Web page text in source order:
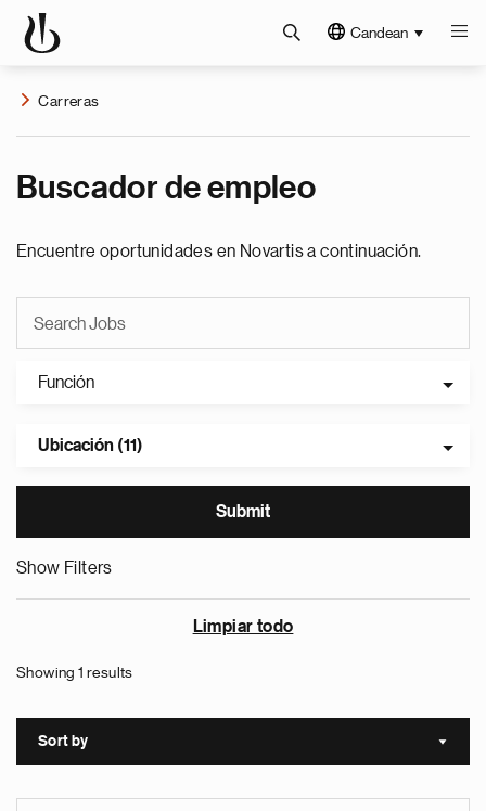
Candean
Carreras
Buscador de empleo
Encuentre oportunidades en Novartis a continuación.
Función
Ubicación (11)
Show Filters
Limpiar todo
Showing 1 results
Sort by Sort